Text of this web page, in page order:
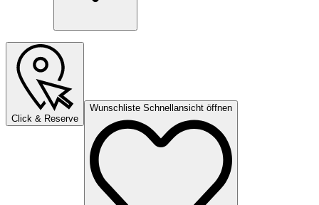
Click & Reserve
Wunschliste Schnellansicht öffnen